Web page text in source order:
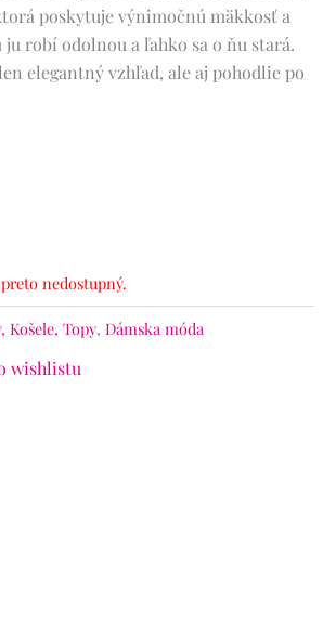
poskytuje výnimočnú mäkkosť a
robí odolnou a ľahko sa o ňu stará.
elegantný vzhľad, ale aj pohodlie po
nedostupný.
Košele, Topy, Dámska móda
wishlistu